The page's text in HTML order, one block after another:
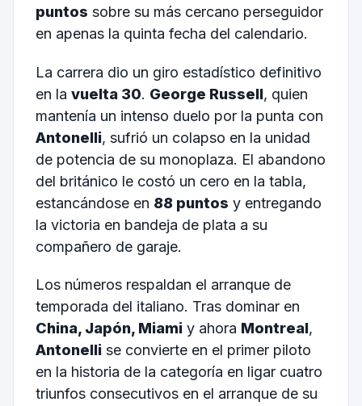
puntos sobre su más cercano perseguidor
en apenas la quinta fecha del calendario.
La carrera dio un giro estadístico definitivo
en la vuelta 30. George Russell, quien
mantenía un intenso duelo por la punta con
Antonelli, sufrió un colapso en la unidad
de potencia de su monoplaza. El abandono
del británico le costó un cero en la tabla,
estancándose en 88 puntos y entregando
la victoria en bandeja de plata a su
compañero de garaje.
Los números respaldan el arranque de
temporada del italiano. Tras dominar en
China, Japón, Miamiy ahora Montreal,
Antonellise convierte en el primer piloto
en la historia de la categoría en ligar cuatro
triunfos consecutivos en el arranque de su